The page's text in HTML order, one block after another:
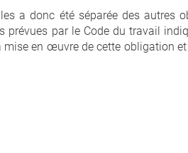
a donc été séparée des autres
par le Code du travail
en œuvre de cette obligation